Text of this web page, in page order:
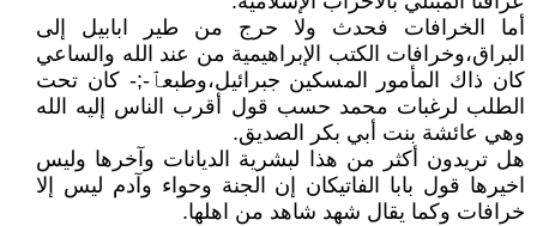
أما الخرافات فحدث ولا حرج من طير ابابيل إلى
البراق،وخرافات الكتب الإبراهيمية من عند الله والساعي
كان ذاك المأمور المسكين جبرائيل،وطبعٱ-;- كان تحت
الطلب لرغبات محمد حسب قول أقرب الناس إليه الله
وهي عائشة بنت أبي بكر الصديق.
هل تريدون أكثر من هذا لبشرية الديانات وآخرها وليس
اخيرها قول بابا الفاتيكان إن الجنة وحواء وآدم ليس إلا
خرافات وكما يقال شهد شاهد من اهلها.